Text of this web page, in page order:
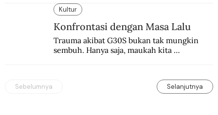
Kultur
Konfrontasi dengan Masa Lalu
Trauma akibat G30S bukan tak mungkin
sembuh. Hanya saja, maukah kita
Sebelumnya Selanjutnya